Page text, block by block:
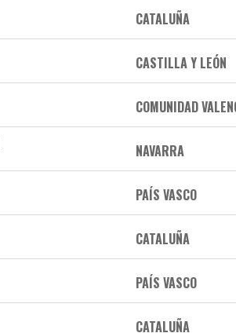
CATALUÑA
CASTILLA Y LEÓN
COMUNIDAD
NAVARRA
PAÍS VASCO
CATALUÑA
PAÍS VASCO
CATALUÑA